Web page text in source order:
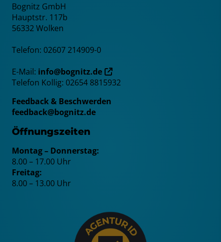
Bognitz GmbH
Hauptstr. 117b
56332 Wolken
Telefon: 02607 214909-0
E-Mail: info@bognitz.de
Telefon Kollig: 02654 8815932
Feedback & Beschwerden
feedback@bognitz.de
Öffnungszeiten
Montag – Donnerstag:
8.00 – 17.00 Uhr
Freitag:
8.00 – 13.00 Uhr